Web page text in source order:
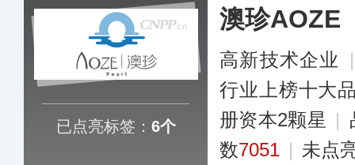
已点亮标签： 6个
澳珍AOZE
高新技术企业
行业上榜十大
册资本2颗星 |
数7051 | 未点